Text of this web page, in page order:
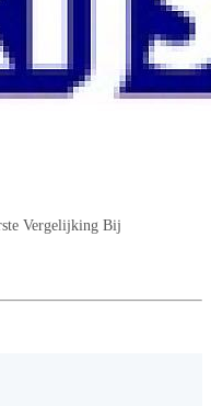
Vergelijking Bij